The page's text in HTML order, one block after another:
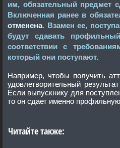
им, обязательный предмет
Включенная ранее в
отменена. Взамен ее,
будут сдавать
соответствии с
который они поступают.
Например, чтобы получить
удовлетворительный результат
Если выпускнику для поступления в
то он сдает именно
Читайте также: